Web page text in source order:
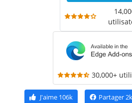
30,000+
J'aime106k Partager2k